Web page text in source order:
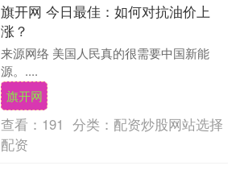
旗开网 今日最佳：如何对抗油价上
涨？
来源网络 美国人民真的很需要中国新能
源。....
旗开网
查看： 191 分类： 配资炒股网站选择
配资